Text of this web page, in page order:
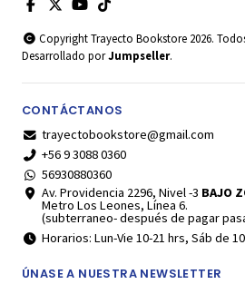
Copyright Trayecto Bookstore 2026.
Desarrollado porJumpseller.
CONTÁCTANOS
trayectobookstore@gmail.com
+56 9 3088 0360
56930880360
Av. Providencia 2296, Nivel -3 BAJO
Metro Los Leones, Línea 6.
(subterraneo- después de pagar
Horarios: Lun-Vie 10-21 hrs, Sáb de
ÚNASE A NUESTRA NEWSLETTER